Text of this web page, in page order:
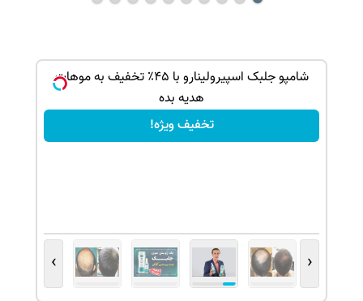
شامپو جلبک اسپیرولینارو با ۴۵٪ تخفیف به موهات
هدیه بده
تخفیف ویژه!
‹
›